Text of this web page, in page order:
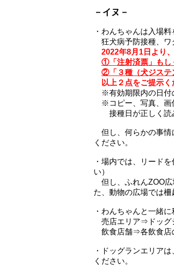
－イヌ－
・わんちゃんは入場
狂犬病予防接種、ワ
2022年8月1日より
①「注射済票」もし
②「３種（犬ジステ
以上２点をご提示く
※有効期限内の日付
※コピー、写真、画
接種日が正しく読み
但し、何らかの事情
ください。
・場内では、リード
い）
但し、ふれんZOO広
た、動物の広場では
・わんちゃんと一緒
売店エリア⇒ドッグ
飲食店舗⇒各飲食店
・ドッグランエリア
ください。